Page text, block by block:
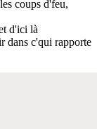
coups d'feu,
d'ici là
dans c'qui rapporte